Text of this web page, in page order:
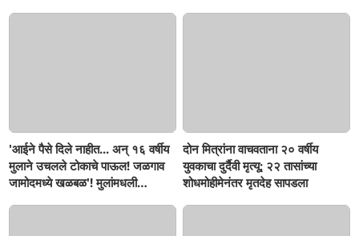
'आईने पैसे दिले नाहीत... अन् १६ वर्षीय
मुलाने उचलले टोकाचे पाऊल! जळगाव
जामोदमध्ये खळबळ'! मुलांमधली
दोन मित्रांना वाचवताना २० वर्षीय
युवकाचा दुर्दैवी मृत्यू; २२ तासांच्या
शोधमोहीमेनंतर मृतदेह सापडला